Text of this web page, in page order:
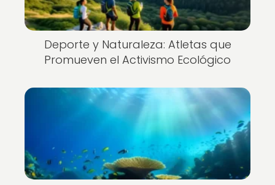
Deporte y Naturaleza: Atletas que
Promueven el Activismo Ecológico